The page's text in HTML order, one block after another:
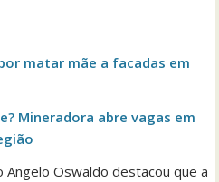
matar mãe a facadas em
Mineradora abre vagas em
Oswaldo destacou que a